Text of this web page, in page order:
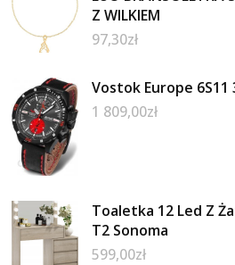
Z WILKIEM
97,30zł
Vostok Europe 6S11
1 809,00zł
Toaletka 12 Led Z
T2 Sonoma
599,00zł